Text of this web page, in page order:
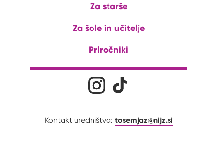
Za starše
Za šole in učitelje
Priročniki
Družabna omrežjaNa naš Instagram profil
Kontakt uredništva: tosemjaz@nijz.si